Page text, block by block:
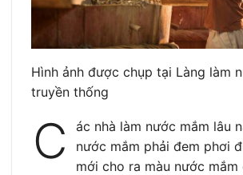
Hình ảnh được chụp tại Làng làm
truyền thống
C
ác nhà làm nước mắm lâu
nước mắm phải đem phơi
mới cho ra màu nước mắm